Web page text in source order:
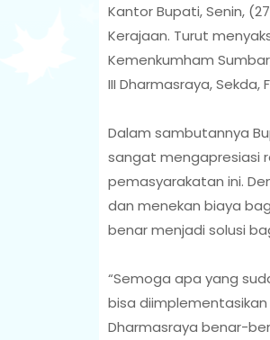
Kantor Bupati, Senin,
Kerajaan. Turut
Kemenkumham
III Dharmasraya,
Dalam sambutannya
sangat mengapresiasi
pemasyarakatan ini.
dan menekan biaya
benar menjadi solusi
“Semoga apa yang
bisa
Dharmasraya benar-